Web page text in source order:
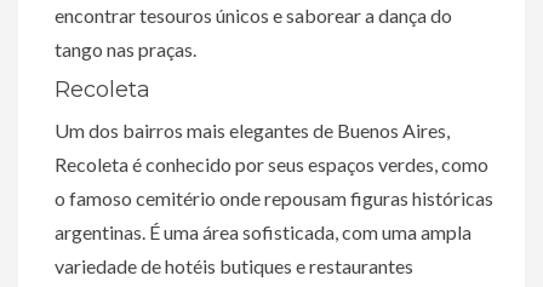
encontrar tesouros únicos e saborear a dança do
tango nas praças.
Recoleta
Um dos bairros mais elegantes de Buenos Aires,
Recoleta é conhecido por seus espaços verdes, como
o famoso cemitério onde repousam figuras históricas
argentinas. É uma área sofisticada, com uma ampla
variedade de hotéis butiques e restaurantes